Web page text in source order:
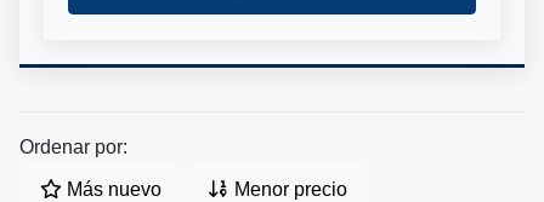
Ordenar por:
Más nuevo Menor precio